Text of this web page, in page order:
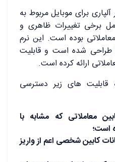
برای موبایل مربوط به
برخی تغییرات ظاهری و
بوده است. این نرم
طراحی شده است و قابلیت
ارائه کرده است.
قابلیت های زیر دسترسی
معاملاتی که مشابه با
کابین شخصی اعم از واریز